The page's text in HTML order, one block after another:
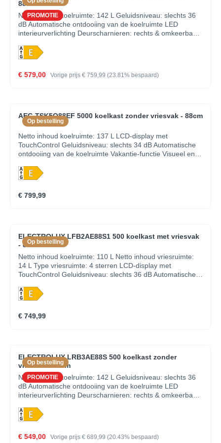
PROMOTIE
88cm
Netto inhoud koelruimte: 142 L Geluidsniveau: slechts 36
dB Automatische ontdooiing van de koelruimte LED
interieurverlichting Deurscharnieren: rechts & omkeerbaar
Grey Plastic Laden koelruimte: 1 880 mm inbouwhoogte
Eierrekje: 2 rekjes voor 6 eieren Kleur: Wit Verlichting: LED
€ 579,00
Vorige prijs € 759,99 (23.81% bespaard)
Op bestelling
AEG TSK5O88EF 5000 koelkast zonder vriesvak - 88cm
Netto inhoud koelruimte: 137 L LCD-display met
TouchControl Geluidsniveau: slechts 34 dB Automatische
ontdooiing van de koelruimte Vakantie-functie Visueel en
Coolmatic-functie voor het snel koelen van vers voedsel
Deurscharnieren: rechts & omkeerbaar Deur op deur
koelruimte: 1 880 mm inbouwhoogte Eierrekje: 2 rekjes
€ 799,99
Op bestelling
ELECTROLUX LFB2AE88S1 500 koelkast met vriesvak
- 88cm
Netto inhoud koelruimte: 110 L Netto inhoud vriesruimte:
14 L Type vriesruimte: 4 sterren LCD-display met
TouchControl Geluidsniveau: slechts 36 dB Automatische
koeling LED interieurverlichting Deurscharnieren: rechts &
omkeerbaar Schuiftechniek voor deur Leggers koelruimte:
rekje voor 6 eieren Kleur: wit Verlichting: LED, Side
€ 749,99
Op bestelling
PROMOTIE
ELECTROLUX LRB3AE88S 500 koelkast zonder
vriesvak - 88cm
Netto inhoud koelruimte: 142 L Geluidsniveau: slechts 36
dB Automatische ontdooiing van de koelruimte LED
interieurverlichting Deurscharnieren: rechts & omkeerbaar
Plastic Laden koelruimte: 1 880 mm inbouwhoogte
Eierrekje: 1 rekje voor 6 eieren Kleur: wit Verlichting: LED
€ 549,00
Vorige prijs € 689,99 (20.43% bespaard)